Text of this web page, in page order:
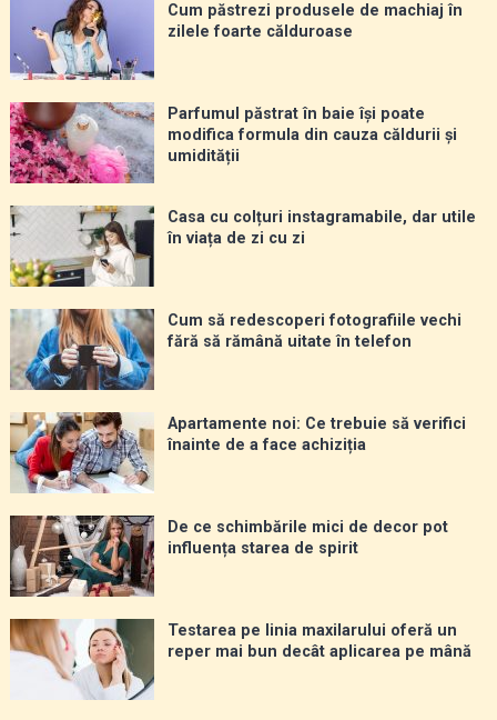
Cum păstrezi produsele de machiaj în
zilele foarte călduroase
Parfumul păstrat în baie își poate
modifica formula din cauza căldurii și
umidității
Casa cu colțuri instagramabile, dar utile
în viața de zi cu zi
Cum să redescoperi fotografiile vechi
fără să rămână uitate în telefon
Apartamente noi: Ce trebuie să verifici
înainte de a face achiziția
De ce schimbările mici de decor pot
influența starea de spirit
Testarea pe linia maxilarului oferă un
reper mai bun decât aplicarea pe mână